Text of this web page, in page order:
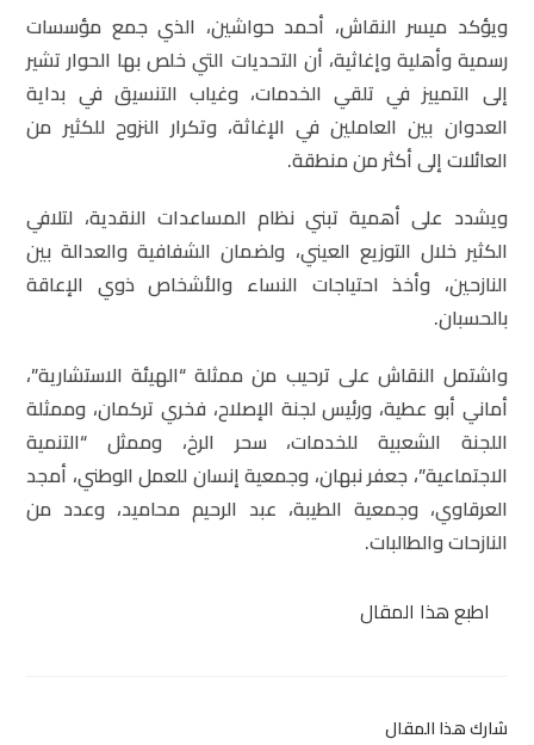
ويؤكد ميسر النقاش، أحمد حواشين، الذي جمع مؤسسات
رسمية وأهلية وإغاثية، أن التحديات التي خلص بها الحوار تشير
إلى التمييز في تلقي الخدمات، وغياب التنسيق في بداية
العدوان بين العاملين في الإغاثة، وتكرار النزوح للكثير من
العائلات إلى أكثر من منطقة.
ويشدد على أهمية تبني نظام المساعدات النقدية، لتلافي
الكثير خلال التوزيع العيني، ولضمان الشفافية والعدالة بين
النازحين، وأخذ احتياجات النساء والأشخاص ذوي الإعاقة
بالحسبان.
واشتمل النقاش على ترحيب من ممثلة “الهيئة الاستشارية”،
أماني أبو عطية، ورئيس لجنة الإصلاح، فخري تركمان، وممثلة
اللجنة الشعبية للخدمات، سحر الرخ، وممثل “التنمية
الاجتماعية”، جعفر نبهان، وجمعية إنسان للعمل الوطني، أمجد
العرقاوي، وجمعية الطيبة، عبد الرحيم محاميد، وعدد من
النازحات والطالبات.
اطبع هذا المقال
شارك هذا المقال